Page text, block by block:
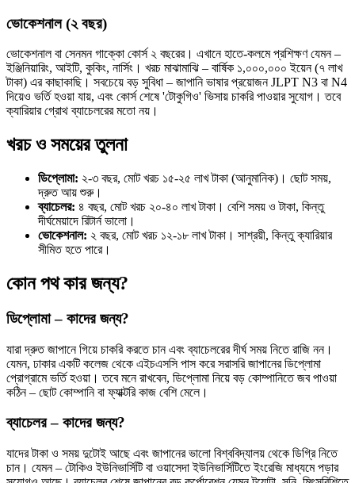
ভোকেশনাল (২ বছর)
ভোকেশনাল বা সেনমন গাক্কো কোর্স ২ বছরের। এখানে হাতে-কলমে প্রশিক্ষণ যেমন –
ইঞ্জিনিয়ারিং, আইটি, কুকিং, নার্সিং। খরচ মাঝামাঝি – বার্ষিক ১,০০০,০০০ ইয়েন (৭ লাখ
টাকা) এর কাছাকাছি। সবচেয়ে বড় সুবিধা – জাপানি ভাষার প্রয়োজন JLPT N3 বা N4
দিয়েও ভর্তি হওয়া যায়, এবং কোর্স শেষে 'টোকুগিও' ভিসায় চাকরি পাওয়ার সুযোগ। তবে
ক্যারিয়ার গ্রোথ ব্যাচেলরের মতো নয়।
খরচ ও সময়ের তুলনা
ডিপ্লোমা: ২-৩ বছর, মোট খরচ ১৫-২৫ লাখ টাকা (আনুমানিক)। ছোট সময়,
দ্রুত আয় শুরু।
ব্যাচেলর: ৪ বছর, মোট খরচ ২০-৪০ লাখ টাকা। বেশি সময় ও টাকা, কিন্তু
দীর্ঘমেয়াদে রিটার্ন ভালো।
ভোকেশনাল: ২ বছর, মোট খরচ ১২-১৮ লাখ টাকা। সাশ্রয়ী, কিন্তু ক্যারিয়ার
সীমিত হতে পারে।
কোন পথ কার জন্য?
ডিপ্লোমা – কাদের জন্য?
যারা দ্রুত জাপানে গিয়ে চাকরি করতে চান এবং ব্যাচেলরের দীর্ঘ সময় নিতে রাজি নন।
যেমন, ঢাকার একটি কলেজ থেকে এইচএসসি পাস করে সরাসরি জাপানের ডিপ্লোমা
প্রোগ্রামে ভর্তি হওয়া। তবে মনে রাখবেন, ডিপ্লোমা নিয়ে বড় কোম্পানিতে জব পাওয়া
কঠিন – ছোট কোম্পানি বা ফ্যাক্টরি কাজ বেশি মেলে।
ব্যাচেলর – কাদের জন্য?
যাদের টাকা ও সময় দুটোই আছে এবং জাপানের ভালো বিশ্ববিদ্যালয় থেকে ডিগ্রি নিতে
চান। যেমন – টোকিও ইউনিভার্সিটি বা ওয়াসেদা ইউনিভার্সিটিতে ইংরেজি মাধ্যমে পড়ার